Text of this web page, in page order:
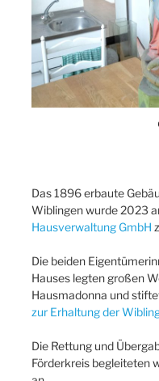
Das 1896 erbaute
Wiblingen wurde 2023
Hausverwaltung GmbH
Die beiden
Hauses legten großen
Hausmadonna und
zur Erhaltung der
Die Rettung und
Förderkreis begleiteten